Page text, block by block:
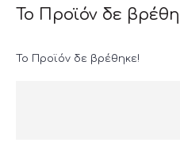
Το Προϊόν δε
Το Προϊόν δε βρέθηκε!